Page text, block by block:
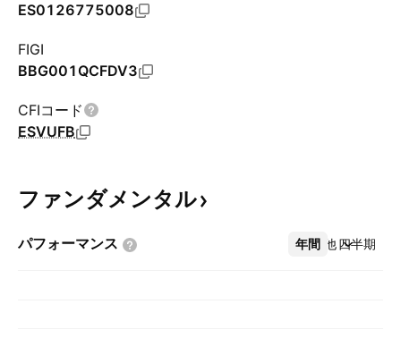
ES0126775008
FIGI
BBG001QCFDV3
CFIコード
ESVUFB
ファンダメンタル
パフォーマンス 年間 四半期
その他